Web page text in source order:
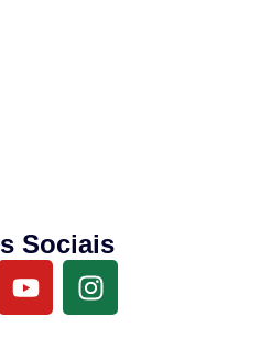
Sociais